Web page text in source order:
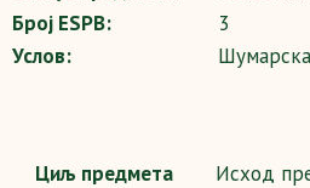
Број ESPB:
3
Услов:
Циљ предмета
Исход